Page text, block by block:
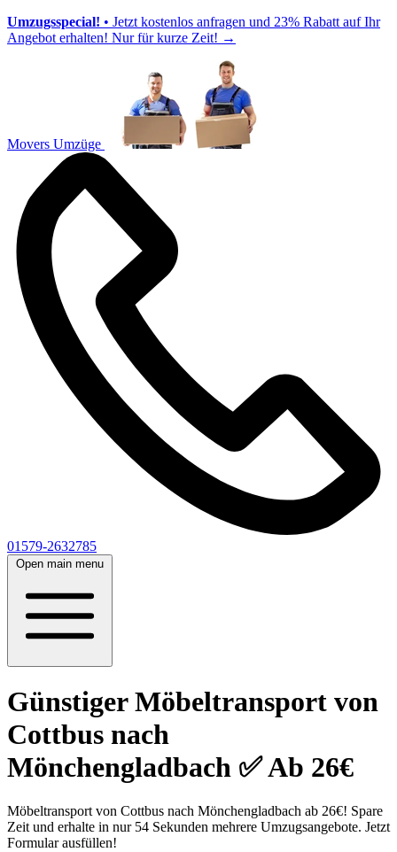
Umzugsspecial! • Jetzt kostenlos anfragen und 23% Rabatt auf Ihr
Angebot erhalten! Nur für kurze Zeit! →
Movers Umzüge
01579-2632785
Open main menu
Günstiger Möbeltransport von
Cottbus nach
Mönchengladbach ✅ Ab 26€
Möbeltransport von Cottbus nach Mönchengladbach ab 26€! Spare
Zeit und erhalte in nur 54 Sekunden mehrere Umzugsangebote. Jetzt
Formular ausfüllen!